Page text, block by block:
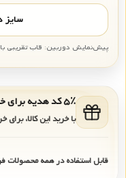
سایز
پیش‌نمایش دوربین: قاب تقریبی با +۲.۵ میلی‌متر در
۵٪ کد هدیه برای خرید بعدی
با خرید این کالا،
قابل استفاده در همه محصولات